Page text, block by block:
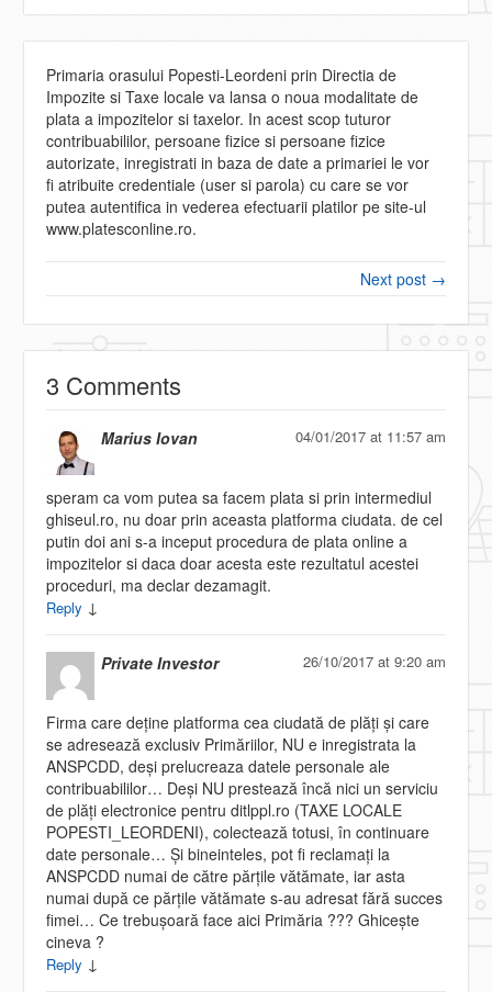
Primaria orasului Popesti-Leordeni prin Directia de
Impozite si Taxe locale va lansa o noua modalitate de
plata a impozitelor si taxelor. In acest scop tuturor
contribuabililor, persoane fizice si persoane fizice
autorizate, inregistrati in baza de date a primariei le vor
fi atribuite credentiale (user si parola) cu care se vor
putea autentifica in vederea efectuarii platilor pe site-ul
www.platesconline.ro.
Next post →
3 Comments
Marius Iovan 04/01/2017 at 11:57 am
speram ca vom putea sa facem plata si prin intermediul
ghiseul.ro, nu doar prin aceasta platforma ciudata. de cel
putin doi ani s-a inceput procedura de plata online a
impozitelor si daca doar acesta este rezultatul acestei
proceduri, ma declar dezamagit.
Reply ↓
Private Investor 26/10/2017 at 9:20 am
Firma care deține platforma cea ciudată de plăți și care
se adresează exclusiv Primăriilor, NU e inregistrata la
ANSPCDD, deși prelucreaza datele personale ale
contribuabililor… Deși NU prestează încă nici un serviciu
de plăți electronice pentru ditlppl.ro (TAXE LOCALE
POPESTI_LEORDENI), colectează totusi, în continuare
date personale… Și bineinteles, pot fi reclamați la
ANSPCDD numai de către părțile vătămate, iar asta
numai după ce părțile vătămate s-au adresat fără succes
fimei… Ce trebușoară face aici Primăria ??? Ghicește
cineva ?
Reply ↓